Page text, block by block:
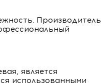
Производитель
является
использованными